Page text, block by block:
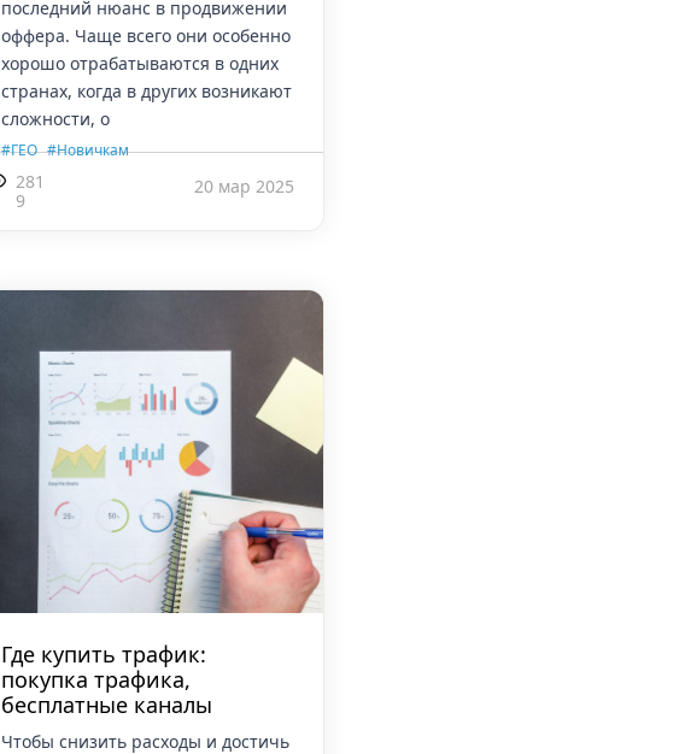
последний нюанс в продвижении
оффера. Чаще всего они особенно
хорошо отрабатываются в одних
странах, когда в других возникают
сложности, о
#ГЕО,#Новичкам
281
9
20 мар 2025
Где купить трафик:
покупка трафика,
бесплатные каналы
Чтобы снизить расходы и достичь